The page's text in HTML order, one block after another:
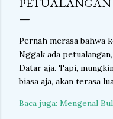
Pernah merasa bahwa
Nggak ada
Datar aja. Tapi,
biasa aja, akan terasa
Baca juga: Mengenal